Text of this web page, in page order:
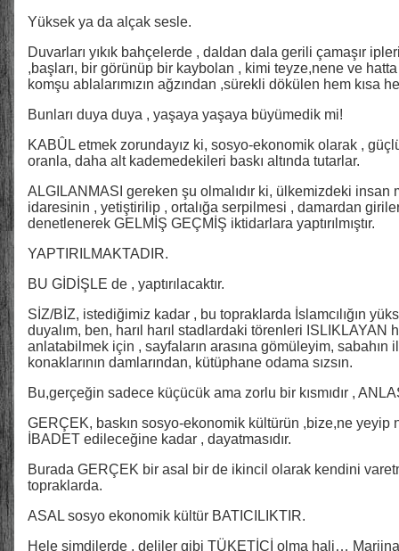
Yüksek ya da alçak sesle.
Duvarları yıkık bahçelerde , daldan dala gerili çamaşır
,başları, bir görünüp bir kaybolan , kimi teyze,nene ve
komşu ablalarımızın ağzından ,sürekli dökülen hem kısa
Bunları duya duya , yaşaya yaşaya büyümedik mi!
KABÛL etmek zorundayız ki, sosyo-ekonomik olarak ,
oranla, daha alt kademedekileri baskı altında tutarlar.
ALGILANMASI gereken şu olmalıdır ki, ülkemizdeki
idaresinin , yetiştirilip , ortalığa serpilmesi , damardan
denetlenerek GELMİŞ GEÇMİŞ iktidarlara yaptırılmıştır.
YAPTIRILMAKTADIR.
BU GİDİŞLE de , yaptırılacaktır.
SİZ/BİZ, istediğimiz kadar , bu topraklarda İslamcılığın
duyalım, ben, harıl harıl stadlardaki törenleri ISLIKLAYAN
anlatabilmek için , sayfaların arasına gömüleyim, sabahın
konaklarının damlarından, kütüphane odama sızsın.
Bu,gerçeğin sadece küçücük ama zorlu bir kısmıdır ,
GERÇEK, baskın sosyo-ekonomik kültürün ,bize,ne yeyip
İBADET edileceğine kadar , dayatmasıdır.
Burada GERÇEK bir asal bir de ikincil olarak kendini
topraklarda.
ASAL sosyo ekonomik kültür BATICILIKTIR.
Hele şimdilerde , deliler gibi TÜKETİCİ olma hali…